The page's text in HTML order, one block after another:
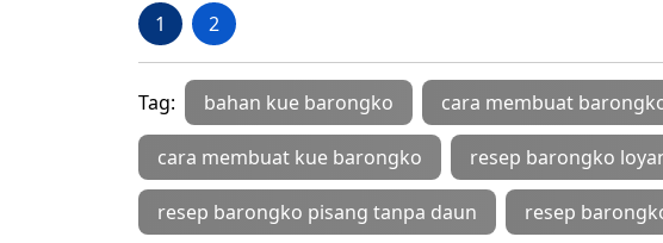
1 2
Tag: bahan kue barongko cara membuat
cara membuat kue barongko resep barongko
resep barongko pisang tanpa daun resep